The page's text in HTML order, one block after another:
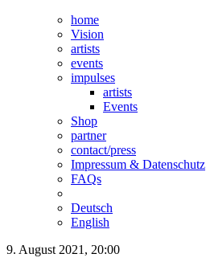
home
Vision
artists
events
impulses
artists
Events
Shop
partner
contact/press
Impressum & Datenschutz
FAQs
Deutsch
English
9. August 2021, 20:00